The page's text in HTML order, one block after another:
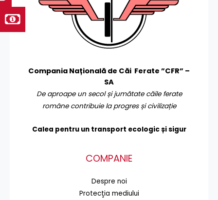
Compania Națională de Căi Ferate ”CFR” –
SA
De aproape un secol și jumătate căile ferate
române contribuie la progres și civilizație
Calea pentru un transport ecologic și sigur
COMPANIE
Despre noi
Protecţia mediului